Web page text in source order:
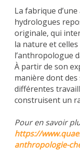
La fabrique
hydrologues
originale, qui
la nature et
l’anthropologue
À partir de son
manière dont
différentes
construisent un
Pour en savoir
https://
anthropologie-